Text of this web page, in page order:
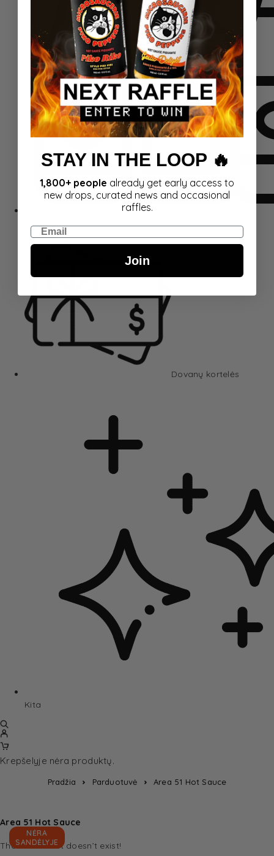
Rinkiniai
Dovanų kortelės
Kita
Krepšelyje nėra produktų.
Pradžia Parduotuvė Area 51 Hot Sauce
NĖRA
SANDĖLYJE
Area 51 Hot Sauce
The sauce that doesn’t exist!
STAY IN THE LOOP 🔥
1,800+ people already get early access to
new drops, curated news and occasional
raffles.
Email
Join